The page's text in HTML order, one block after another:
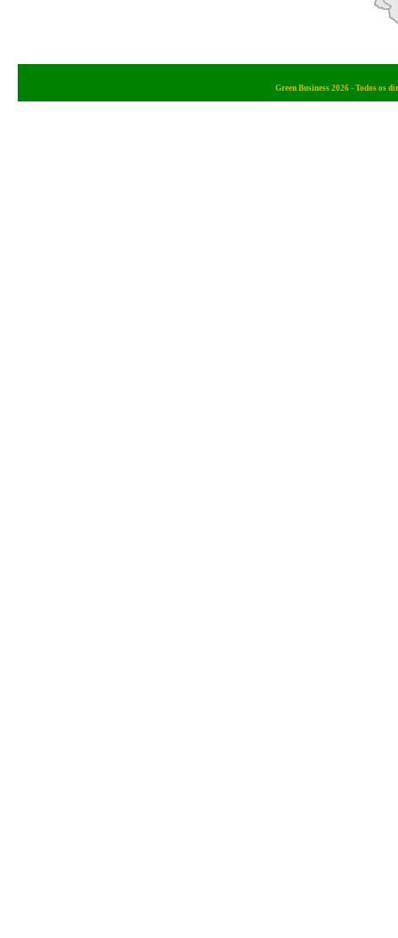
Green Business 2026 - Todos os